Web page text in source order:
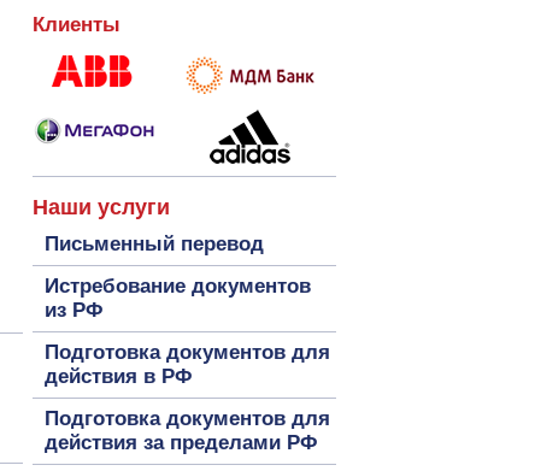
Клиенты
Наши услуги
Письменный перевод
Истребование документов
из РФ
Подготовка документов для
действия в РФ
Подготовка документов для
действия за пределами РФ